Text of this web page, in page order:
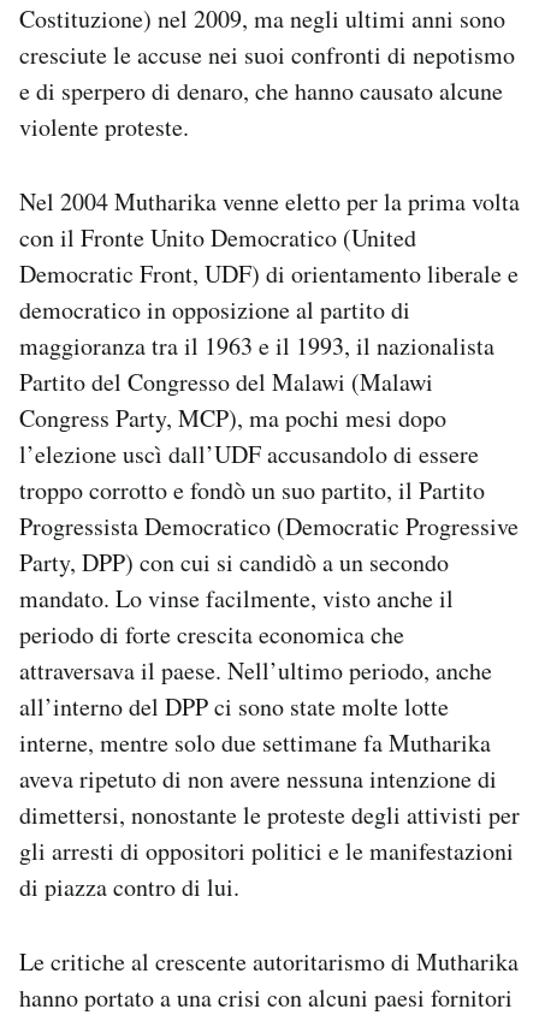
Costituzione) nel 2009, ma negli ultimi anni sono
cresciute le accuse nei suoi confronti di nepotismo
e di sperpero di denaro, che hanno causato alcune
violente proteste.
Nel 2004 Mutharika venne eletto per la prima volta
con il Fronte Unito Democratico (United
Democratic Front, UDF) di orientamento liberale e
democratico in opposizione al partito di
maggioranza tra il 1963 e il 1993, il nazionalista
Partito del Congresso del Malawi (Malawi
Congress Party, MCP), ma pochi mesi dopo
l’elezione uscì dall’UDF accusandolo di essere
troppo corrotto e fondò un suo partito, il Partito
Progressista Democratico (Democratic Progressive
Party, DPP) con cui si candidò a un secondo
mandato. Lo vinse facilmente, visto anche il
periodo di forte crescita economica che
attraversava il paese. Nell’ultimo periodo, anche
all’interno del DPP ci sono state molte lotte
interne, mentre solo due settimane fa Mutharika
aveva ripetuto di non avere nessuna intenzione di
dimettersi, nonostante le proteste degli attivisti per
gli arresti di oppositori politici e le manifestazioni
di piazza contro di lui.
Le critiche al crescente autoritarismo di Mutharika
hanno portato a una crisi con alcuni paesi fornitori